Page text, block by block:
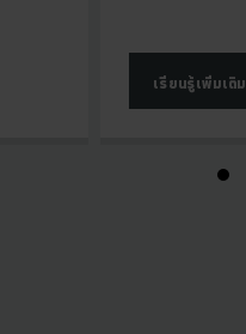
เรียนรู้เพิ่มเติม